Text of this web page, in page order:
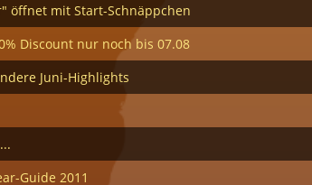
öffnet mit Start-Schnäppchen
Discount nur noch bis 07.08
Juni-Highlights
Guide 2011